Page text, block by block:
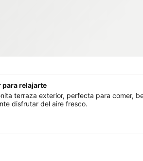
para relajarte
terraza exterior, perfecta para comer,
disfrutar del aire fresco.